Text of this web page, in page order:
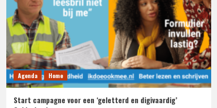
Agenda Home
Start campagne voor een ‘geletterd en digivaardig’